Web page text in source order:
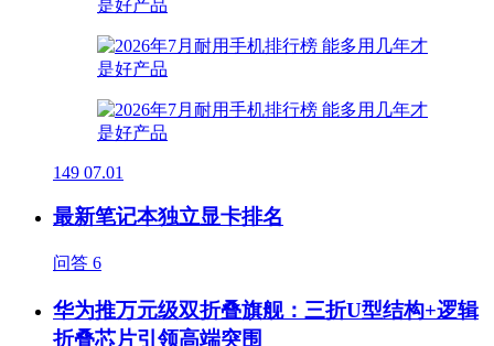
149 07.01
最新笔记本独立显卡排名
问答 6
华为推万元级双折叠旗舰：三折U型结构+逻辑
折叠芯片引领高端突围